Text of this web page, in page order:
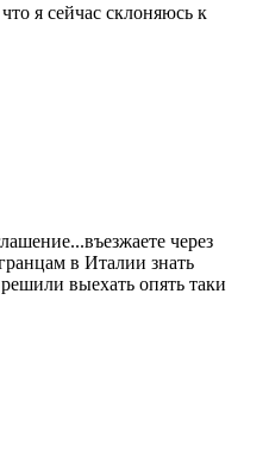
я сейчас склоняюсь к
через
в Италии знать
выехать опять таки